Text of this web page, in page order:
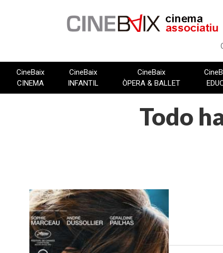
CineBaix
CINEMA
CineBaix
INFANTIL
CineBaix
ÒPERA & BALLET
Todo
FITXA TÈCNICA
Direcció:
François Ozon